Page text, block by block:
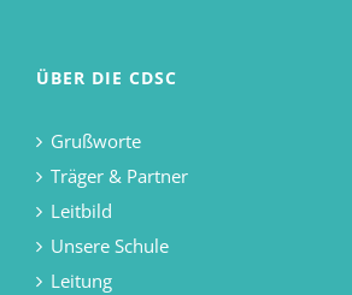
ÜBER DIE CDSC
Grußworte
Träger & Partner
Leitbild
Unsere Schule
Leitung